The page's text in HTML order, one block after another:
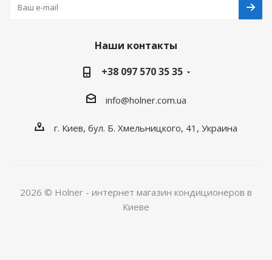
Наши контакты
+38 097 570 35 35
info@holner.com.ua
г. Киев, бул. Б. Хмельницкого, 41, Украина
2026 © Holner - интернет магазин кондиционеров в
Киеве